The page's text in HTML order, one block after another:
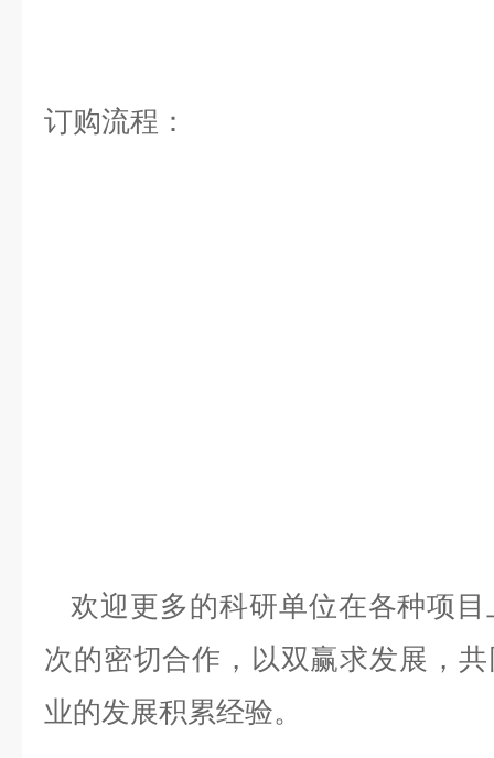
订购流程：
欢迎更多的科研单位在各种项
次的密切合作，以双赢求发展，
业的发展积累经验。